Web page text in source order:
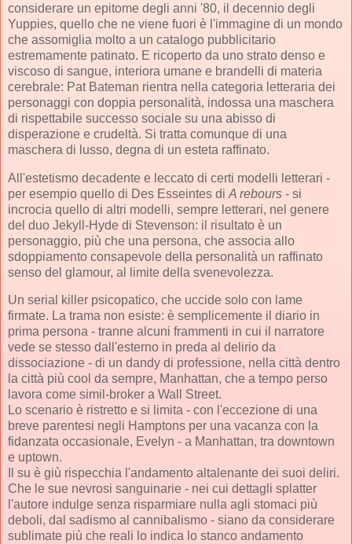
considerare un epitome degli anni '80, il decennio degli
Yuppies, quello che ne viene fuori è l'immagine di un mondo
che assomiglia molto a un catalogo pubblicitario
estremamente patinato. E ricoperto da uno strato denso e
viscoso di sangue, interiora umane e brandelli di materia
cerebrale: Pat Bateman rientra nella categoria letteraria dei
personaggi con doppia personalità, indossa una maschera
di rispettabile successo sociale su una abisso di
disperazione e crudeltà. Si tratta comunque di una
maschera di lusso, degna di un esteta raffinato.
All'estetismo decadente e leccato di certi modelli letterari -
per esempio quello di Des Esseintes di A rebours - si
incrocia quello di altri modelli, sempre letterari, nel genere
del duo Jekyll-Hyde di Stevenson: il risultato è un
personaggio, più che una persona, che associa allo
sdoppiamento consapevole della personalità un raffinato
senso del glamour, al limite della svenevolezza.
Un serial killer psicopatico, che uccide solo con lame
firmate. La trama non esiste: è semplicemente il diario in
prima persona - tranne alcuni frammenti in cui il narratore
vede se stesso dall'esterno in preda al delirio da
dissociazione - di un dandy di professione, nella città dentro
la città più cool da sempre, Manhattan, che a tempo perso
lavora come simil-broker a Wall Street.
Lo scenario è ristretto e si limita - con l'eccezione di una
breve parentesi negli Hamptons per una vacanza con la
fidanzata occasionale, Evelyn - a Manhattan, tra downtown
e uptown.
Il su è giù rispecchia l'andamento altalenante dei suoi deliri.
Che le sue nevrosi sanguinarie - nei cui dettagli splatter
l'autore indulge senza risparmiare nulla agli stomaci più
deboli, dal sadismo al cannibalismo - siano da considerare
sublimate più che reali lo indica lo stanco andamento